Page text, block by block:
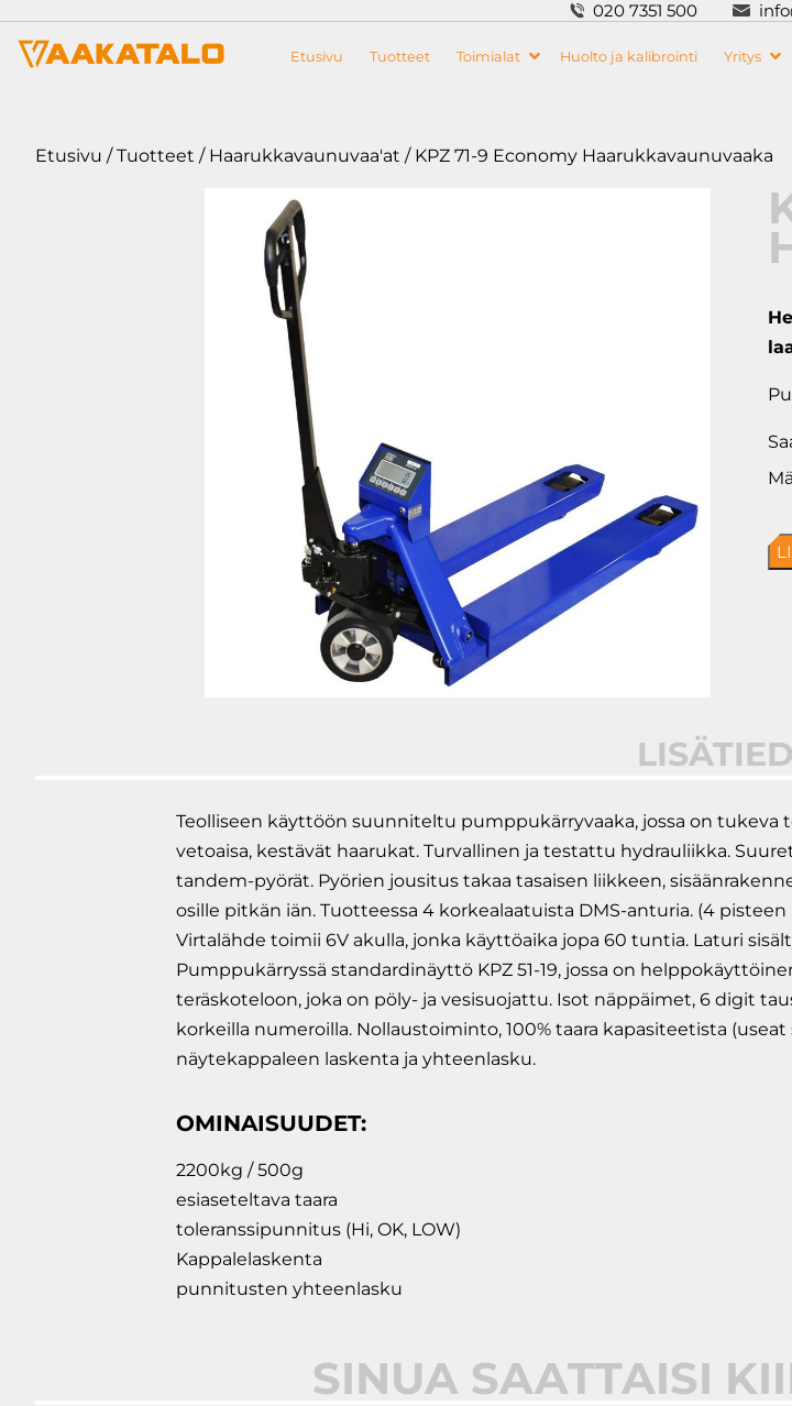
020 7351 500
Etusivu Tuotteet Toimialat Huolto ja kalibrointi Yritys
Etusivu /Tuotteet / Haarukkavaunuvaa'at / KPZ 71-9 Economy Haarukkavaunuvaaka
Teolliseen käyttöön suunniteltu pumppukärryvaaka, jossa on tukeva
vetoaisa, kestävät haarukat. Turvallinen ja testattu hydrauliikka.
tandem-pyörät. Pyörien jousitus takaa tasaisen liikkeen,
osille pitkän iän. Tuotteessa 4 korkealaatuista DMS-anturia. (4
Virtalähde toimii 6V akulla, jonka käyttöaika jopa 60 tuntia. Laturi
Pumppukärryssä standardinäyttö KPZ 51-19, jossa on
teräskoteloon, joka on pöly- ja vesisuojattu. Isot näppäimet, 6 digit
korkeilla numeroilla. Nollaustoiminto, 100% taara kapasiteetista
näytekappaleen laskenta ja yhteenlasku.
OMINAISUUDET:
2200kg / 500g
esiaseteltava taara
toleranssipunnitus (Hi, OK, LOW)
Kappalelaskenta
punnitusten yhteenlasku
SINUA SAATTAISI